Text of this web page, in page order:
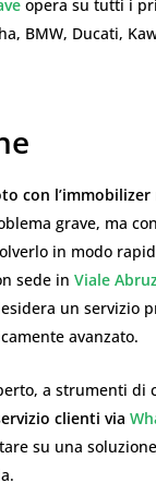
opera su tutti i
BMW, Ducati,
con
grave, ma
in modo
sede in Viale
un servizio
avanzato.
a strumenti di
clienti via
su una